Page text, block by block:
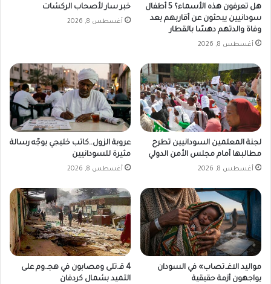
هل تعرفون هذه الأسماء؟ 5 أطفال
سودانيين يبحثون عن أقاربهم بعد
وفاة والدتهم دهسًا بالقطار
أغسطس 8, 2026
خبر سار لأصحاب الركشات
أغسطس 8, 2026
لجنة المعلمين السودانيين تطرح
مطالبها أمام مجلس الأمن الدولي
أغسطس 8, 2026
عروبة الزول..كاتب خليجي يوجّه رسالة
مثيرة للسودانيين
أغسطس 8, 2026
مواليد الاغـ.تصاب» في السودان
يواجهون أزمة حقيقية
4 قـ.تلى ومصابون في هجـ.وم على
التميد بشمال كردفان